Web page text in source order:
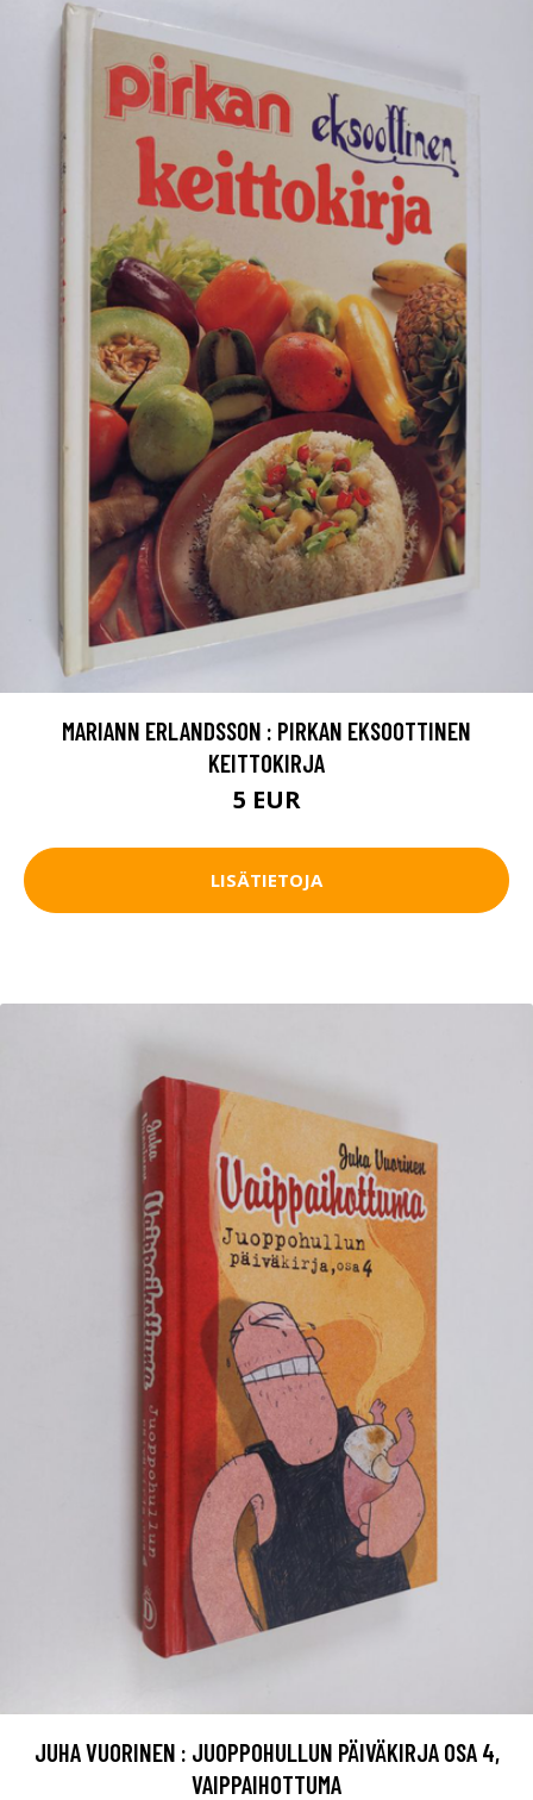
MARIANN ERLANDSSON : PIRKAN EKSOOTTINEN
KEITTOKIRJA
5 EUR
LISÄTIETOJA
JUHA VUORINEN : JUOPPOHULLUN PÄIVÄKIRJA OSA 4,
VAIPPAIHOTTUMA